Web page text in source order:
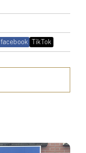
facebook TikTok